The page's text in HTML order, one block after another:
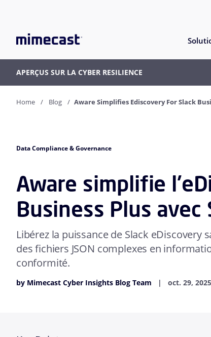
APERÇUS SUR LA CYBER RESILIENCE
Home Blog Aware Simplifies Ediscovery For Slack
Data Compliance & Governance
Aware simplifie
Business Plus avec
Libérez la puissance de Slack
des fichiers JSON complexes en
conformité.
by Mimecast Cyber Insights Blog Team oct. 29, 2025